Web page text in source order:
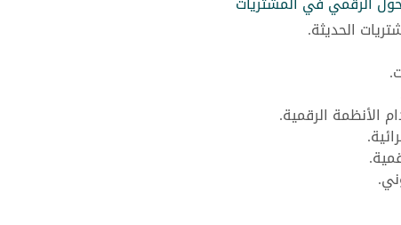
الحديثة.
الأنظمة الرقمية.